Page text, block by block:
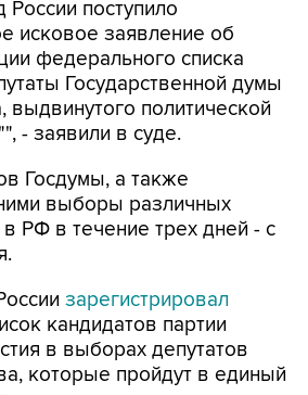
федерального списка
Государственной думы
политической
- заявили в суде.
Госдумы, а также
РФ в течение трех дней - с
в выборах депутатов
которые пройдут в единый